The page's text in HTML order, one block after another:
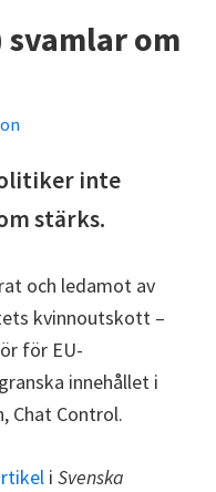
om
inte
stärks.
och ledamot av
kvinnoutskott –
för EU-
innehållet i
Chat Control.
i Svenska